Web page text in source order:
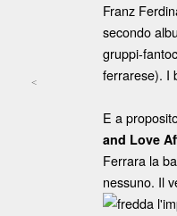
Post
<
Franz
secondo
gruppi-
ferrarese). I
E a
and Love
Ferrara la
nessuno. Il
fredda